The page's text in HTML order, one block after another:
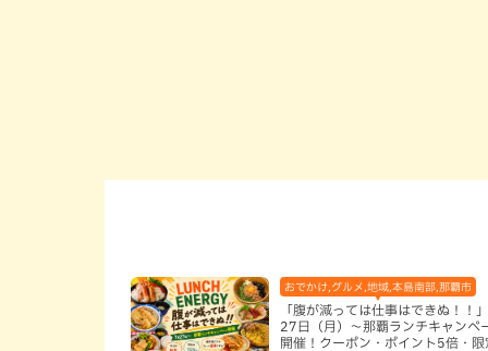
おでかけ,グルメ,地域,本島南部,那覇市
「腹が減っては仕事はできぬ！！
27日（月）〜那覇ランチキャンペ
開催！クーポン・ポイント5倍・限